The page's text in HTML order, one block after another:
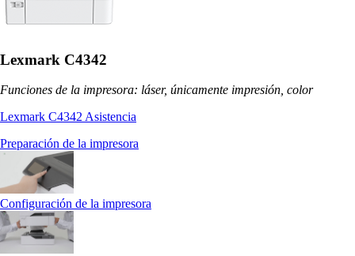
Lexmark C4342
Funciones de la impresora: láser, únicamente impresión, color
Lexmark C4342 Asistencia
Preparación de la impresora
Configuración de la impresora